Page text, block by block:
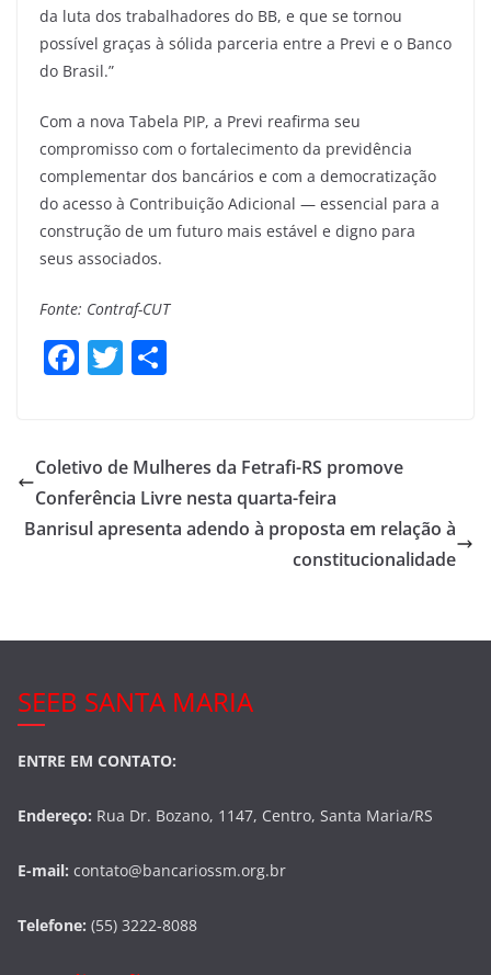
da luta dos trabalhadores do BB, e que se tornou
possível graças à sólida parceria entre a Previ e o Banco
do Brasil.”
Com a nova Tabela PIP, a Previ reafirma seu
compromisso com o fortalecimento da previdência
complementar dos bancários e com a democratização
do acesso à Contribuição Adicional — essencial para a
construção de um futuro mais estável e digno para
seus associados.
Fonte: Contraf-CUT
F
e
b
o
T
er e
Coletivo de Mulheres da Fetrafi-RS promove
Conferência Livre nesta quarta-feira
Banrisul apresenta adendo à proposta em relação à
constitucionalidade
SEEB SANTA MARIA
ENTRE EM CONTATO:
Endereço: Rua Dr. Bozano, 1147, Centro, Santa Maria/RS
E-mail: contato@bancariossm.org.br
Telefone: (55) 3222-8088